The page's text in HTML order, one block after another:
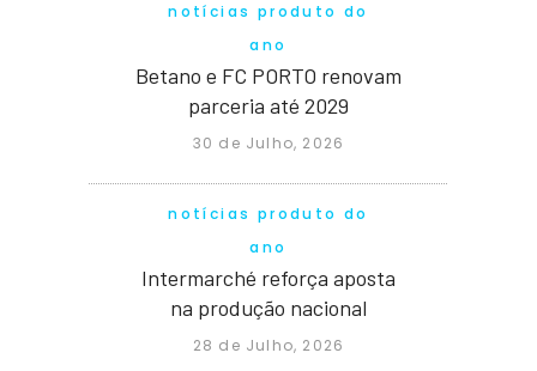
notícias produto do
ano
Betano e FC PORTO renovam
parceria até 2029
30 de Julho, 2026
notícias produto do
ano
Intermarché reforça aposta
na produção nacional
28 de Julho, 2026